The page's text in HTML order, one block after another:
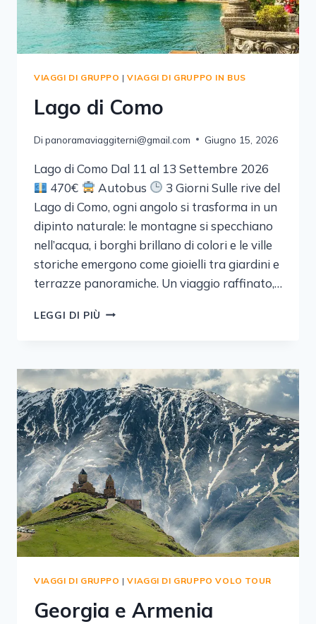
VIAGGI DI GRUPPO |VIAGGI DI GRUPPO IN BUS
Lago di Como
Di panoramaviaggiterni@gmail.com Giugno 15, 2026
Lago di Como Dal 11 al 13 Settembre 2026
470€
Autobus
3 Giorni Sulle rive del
Lago di Como, ogni angolo si trasforma in un
dipinto naturale: le montagne si specchiano
nell’acqua, i borghi brillano di colori e le ville
storiche emergono come gioielli tra giardini e
terrazze panoramiche. Un viaggio raffinato,…
LEGGI DI PIÙ LAGO
VIAGGI DI GRUPPO |VIAGGI DI GRUPPO VOLO TOUR
Georgia e Armenia